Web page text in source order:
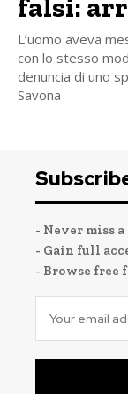
falsi:
L’uomo aveva
con lo stesso
denuncia di uno
Savona
- Never miss
- Gain full
- Browse free